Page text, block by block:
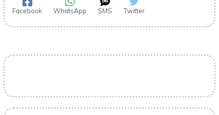
Facebook WhatsApp SMS Twitter